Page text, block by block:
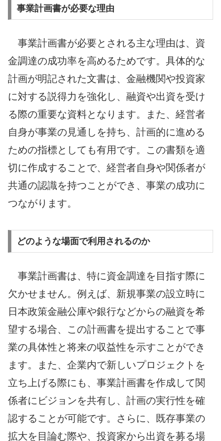
事業計画書が必要な理由
事業計画書が必要とされる主な理由は、資
金調達の成功率を高めるためです。具体的な
計画が明記された文書は、金融機関や投資家
に対する説得力を強化し、融資や出資を受け
る際の重要な資料となります。また、経営者
自身が事業の見通しを持ち、計画的に進める
ための指標としても有用です。この書類を適
切に作成することで、経営者自身や関係者が
共通の認識を持つことができ、事業の成功に
つながります。
どのような場面で利用されるのか
事業計画書は、特に資金調達を目指す際に
欠かせません。例えば、新規事業の設立時に
日本政策金融公庫や銀行などからの融資を希
望する場合、この計画書を提出することで事
業の具体性と将来の収益性を示すことができ
ます。また、企業内で新しいプロジェクトを
立ち上げる際にも、事業計画書を作成して関
係者にビジョンを共有し、計画の実行性を確
認することが可能です。さらに、既存事業の
拡大を目論む際や、投資家から出資を募る場